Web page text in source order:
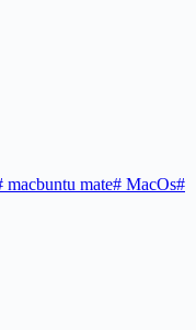
macbuntu mate# MacOs#